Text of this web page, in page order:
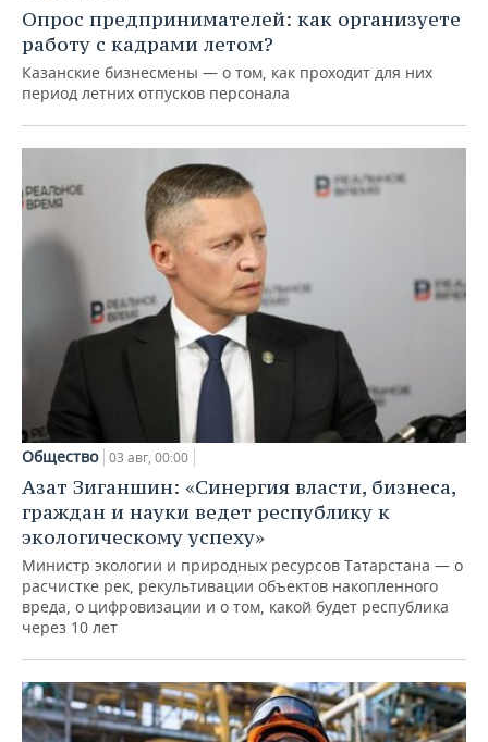
Опрос предпринимателей: как организуете
работу с кадрами летом?
Казанские бизнесмены — о том, как проходит для них
период летних отпусков персонала
Общество 03 авг, 00:00
Азат Зиганшин: «Синергия власти, бизнеса,
граждан и науки ведет республику к
экологическому успеху»
Министр экологии и природных ресурсов Татарстана — о
расчистке рек, рекультивации объектов накопленного
вреда, о цифровизации и о том, какой будет республика
через 10 лет